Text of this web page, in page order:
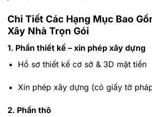
Chi Tiết Các Hạng Mục Bao
Xây Nhà Trọn Gói
1. Phần thiết kế – xin phép xây dựng
Hồ sơ thiết kế cơ sở & 3D mặt tiền
Xin phép xây dựng (có giấy tờ
2. Phần thô